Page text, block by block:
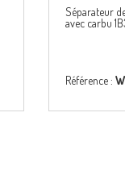
Séparateur
avec carbu
Référence :